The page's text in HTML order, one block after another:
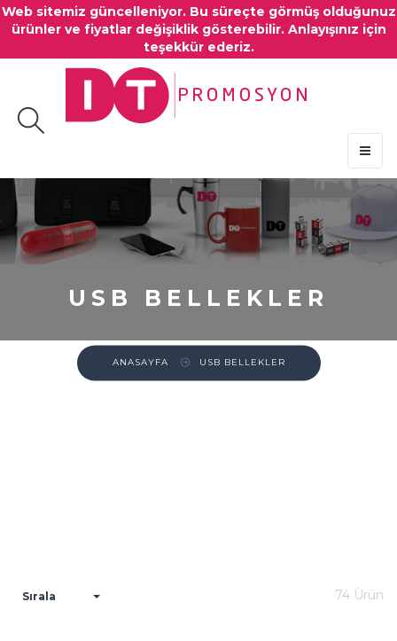
Web sitemiz güncelleniyor. Bu süreçte görmüş olduğunuz
ürünler ve fiyatlar değişiklik gösterebilir. Anlayışınız için
teşekkür ederiz.
USB BELLEKLER
ANASAYFA USB BELLEKLER
Sırala 74 Ürün